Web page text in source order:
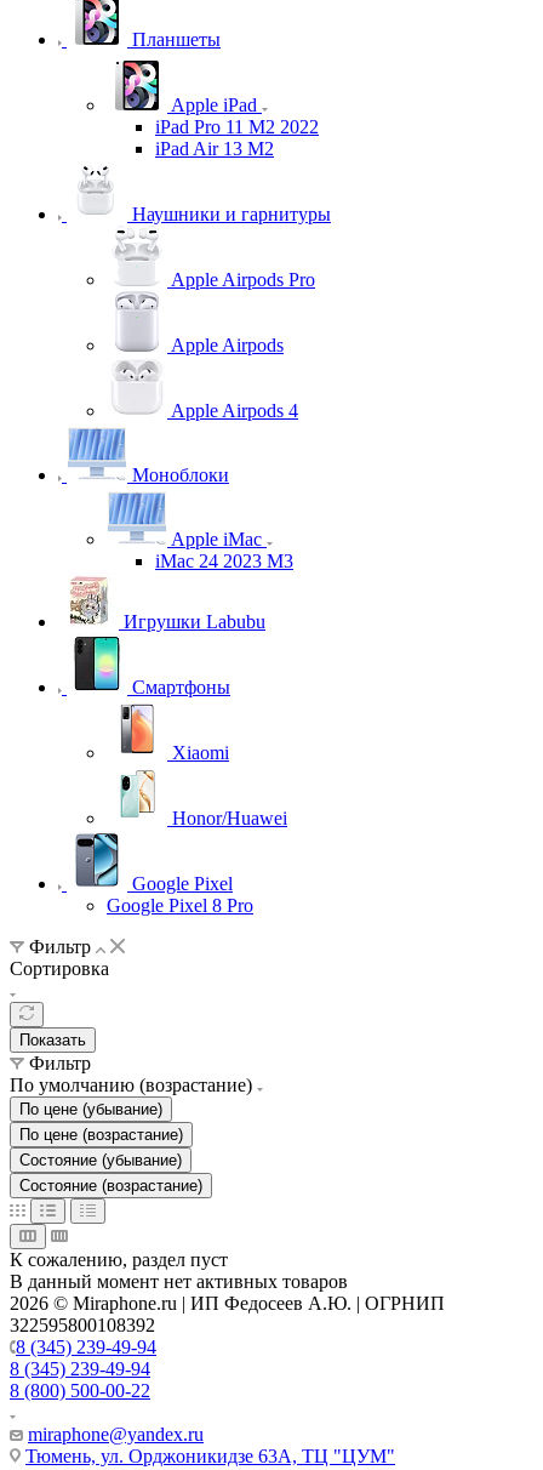
Планшеты
Apple iPad
iPad Pro 11 M2 2022
iPad Air 13 M2
Наушники и гарнитуры
Apple Airpods Pro
Apple Airpods
Apple Airpods 4
Моноблоки
Apple iMac
iMac 24 2023 M3
Игрушки Labubu
Смартфоны
Xiaomi
Honor/Huawei
Google Pixel
Google Pixel 8 Pro
Фильтр
Сортировка
Показать
Фильтр
По умолчанию (возрастание)
По цене (убывание)
По цене (возрастание)
Состояние (убывание)
Состояние (возрастание)
К сожалению, раздел пуст
В данный момент нет активных товаров
2026 © Miraphone.ru | ИП Федосеев А.Ю. | ОГРНИП
322595800108392
8 (345) 239-49-94
8 (345) 239-49-94
8 (800) 500-00-22
miraphone@yandex.ru
Тюмень, ул. Орджоникидзе 63А, ТЦ "ЦУМ"